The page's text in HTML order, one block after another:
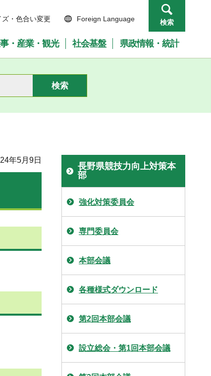
ズ・色合い変更 Foreign Language 検索
・産業・観光 社会基盤 県政情報・統計
年5月9日
長野県競技力向上対策本
部
強化対策委員会
専門委員会
本部会議
各種様式ダウンロード
第2回本部会議
設立総会・第1回本部会議